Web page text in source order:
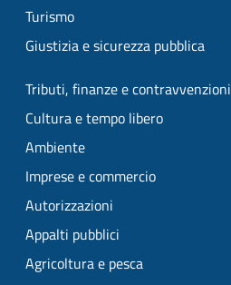
Turismo
Giustizia e sicurezza pubblica
Tributi, finanze e contravvenzioni
Cultura e tempo libero
Ambiente
Imprese e commercio
Autorizzazioni
Appalti pubblici
Agricoltura e pesca